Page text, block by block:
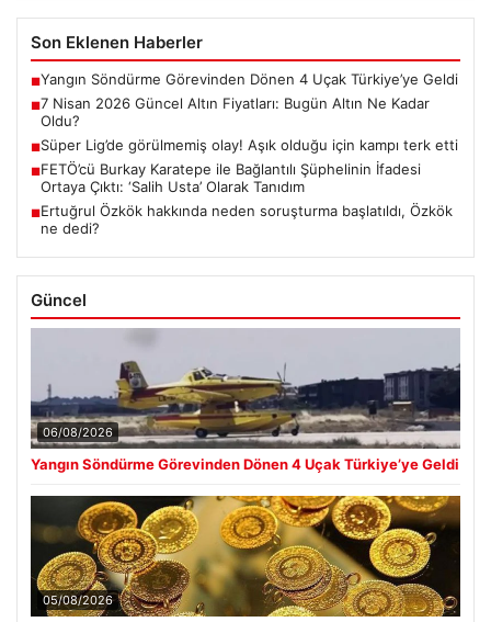
Son Eklenen Haberler
■Yangın Söndürme Görevinden Dönen 4 Uçak Türkiye’ye Geldi
■7 Nisan 2026 Güncel Altın Fiyatları: Bugün Altın Ne Kadar
Oldu?
■Süper Lig’de görülmemiş olay! Aşık olduğu için kampı terk etti
■FETÖ’cü Burkay Karatepe ile Bağlantılı Şüphelinin İfadesi
Ortaya Çıktı: ‘Salih Usta’ Olarak Tanıdım
■Ertuğrul Özkök hakkında neden soruşturma başlatıldı, Özkök
ne dedi?
Güncel
06/08/2026
Yangın Söndürme Görevinden Dönen 4 Uçak Türkiye’ye Geldi
05/08/2026